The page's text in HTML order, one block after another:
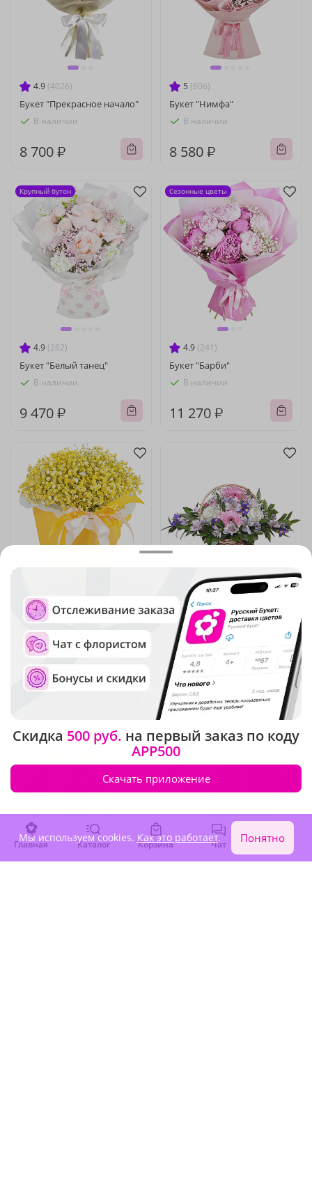
4.9 (4026)
Букет "Прекрасное начало"
В наличии
8 700 ₽
5 (606)
Букет "Нимфа"
В наличии
8 580 ₽
4.9 (262)
Букет "Белый танец"
В наличии
9 470 ₽
Крупный бутон
4.9 (241)
Букет "Барби"
В наличии
11 270 ₽
Сезонные цветы
5 (75)
Композиция "Золотые
пески"
В наличии
4 800 ₽
4.9(140)
Композиция "Райский сад"
(Экстра)
В наличии
11 760 ₽
Главная Каталог Корзина Чат Войти
Скидка 500 руб. на первый заказ по коду
APP500
Скачать приложение
Мы используем cookies. Как это работает. Понятно